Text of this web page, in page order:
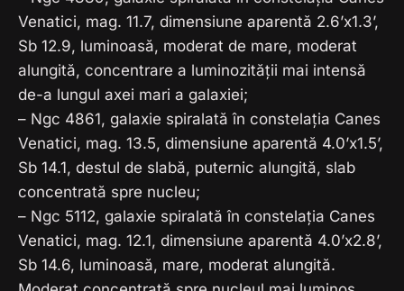
Venatici, mag. 11.7, dimensiune aparentă 2.6’x1.3’,
Sb 12.9, luminoasă, moderat de mare, moderat
alungită, concentrare a luminozității mai intensă
de-a lungul axei mari a galaxiei;
– Ngc 4861, galaxie spiralată în constelația Canes
Venatici, mag. 13.5, dimensiune aparentă 4.0’x1.5’,
Sb 14.1, destul de slabă, puternic alungită, slab
concentrată spre nucleu;
– Ngc 5112, galaxie spiralată în constelația Canes
Venatici, mag. 12.1, dimensiune aparentă 4.0’x2.8’,
Sb 14.6, luminoasă, mare, moderat alungită.